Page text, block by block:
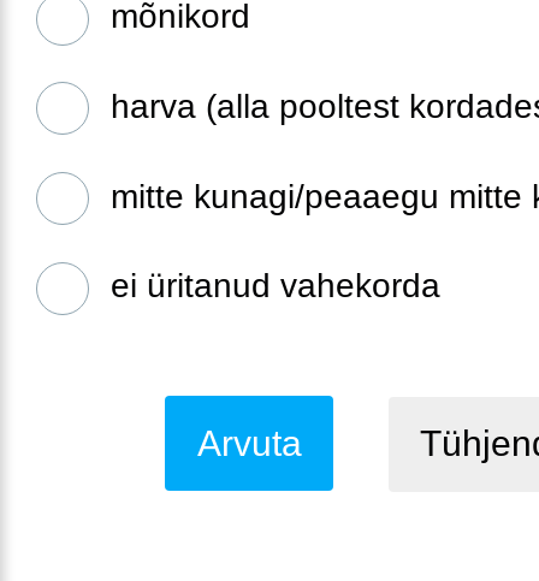
mõnikord
harva (alla pooltest
mitte kunagi/peaaegu mitte
ei üritanud vahekorda